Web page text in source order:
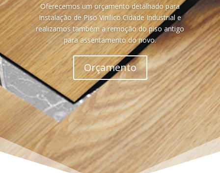
Oferecemos um orçamento detalhado para
Instalação de Piso Vinilico Cidade Industrial e
realizamos também a remoção do piso antigo
para assentamento do novo.
Orçamento